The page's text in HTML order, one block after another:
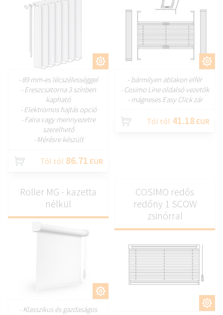
TESTRESZAB
- 89 mm-es lécszélességgel
- Ereszcsatorna 3 színben
kapható
- Elektromos hajtás opció
- Falra vagy mennyezetre
szerelhető
- Mérésre készült
Tól től 86.71 EUR
TESTRESZAB
- bármilyen ablakon elfér
- Cosimo Line oldalsó vezetők
- mágneses Easy Click zár
Tól től 41.18 EUR
Roller MG - kazetta
nélkül
- Klasszikus és gazdaságos
COSIMO redős
redőny 1 SCOW
zsinórral